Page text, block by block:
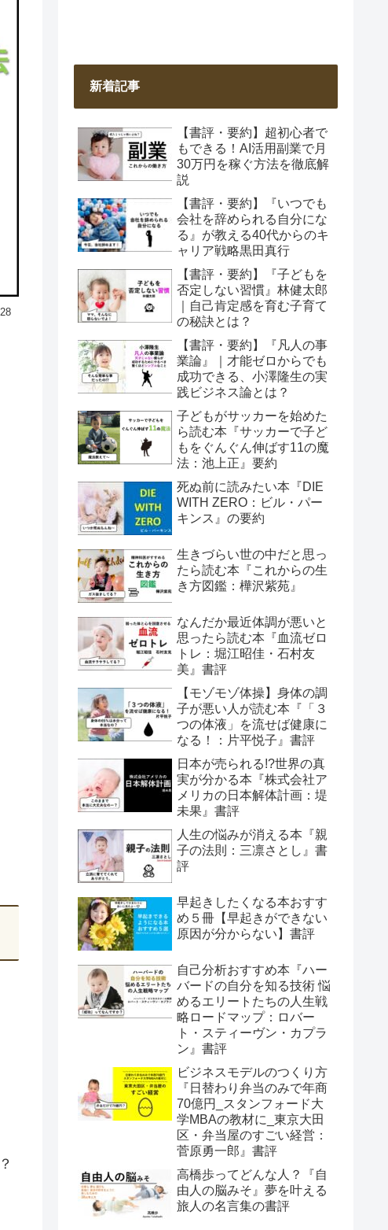
新着記事
【書評・要約】超初心者で
もできる！AI活用副業で月
30万円を稼ぐ方法を徹底解
説
【書評・要約】『いつでも
会社を辞められる自分にな
る』が教える40代からのキ
ャリア戦略黒田真行
【書評・要約】『子どもを
否定しない習慣』林健太郎
｜自己肯定感を育む子育て
の秘訣とは？
【書評・要約】『凡人の事
業論』｜才能ゼロからでも
成功できる、小澤隆生の実
践ビジネス論とは？
子どもがサッカーを始めた
ら読む本『サッカーで子ど
もをぐんぐん伸ばす11の魔
法：池上正』要約
死ぬ前に読みたい本『DIE
WITH ZERO：ビル・パー
キンス』の要約
生きづらい世の中だと思っ
たら読む本『これからの生
き方図鑑：樺沢紫苑』
なんだか最近体調が悪いと
思ったら読む本『血流ゼロ
トレ：堀江昭佳・石村友
美』書評
【モゾモゾ体操】身体の調
子が悪い人が読む本『「３
つの体液」を流せば健康に
なる！：片平悦子』書評
日本が売られる!?世界の真
実が分かる本『株式会社ア
メリカの日本解体計画：堤
未果』書評
人生の悩みが消える本『親
子の法則：三凛さとし』書
評
早起きしたくなる本おすす
め５冊【早起きができない
原因が分からない】書評
自己分析おすすめ本『ハー
バードの自分を知る技術 悩
めるエリートたちの人生戦
略ロードマップ：ロバー
ト・スティーヴン・カプラ
ン』書評
ビジネスモデルのつくり方
『日替わり弁当のみで年商
70億円_スタンフォード大
学MBAの教材に_東京大田
区・弁当屋のすごい経営：
菅原勇一郎』書評
高橋歩ってどんな人？『自
由人の脳みそ』夢を叶える
旅人の名言集の書評